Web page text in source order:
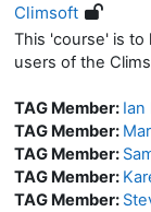
Climsoft
This 'course' is
users of the
TAG Member: Ian
TAG Member:
TAG Member:
TAG Member:
TAG Member: